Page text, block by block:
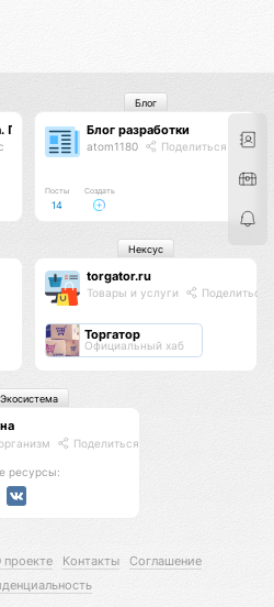
Кабинет организатора.
Блог разработки
atom1180 Поделиться
Посты
14
Создать
Блог
torgator.ru
Товары и услуги Поделиться
Торгатор
Официальный хаб
Нексус
Поделиться
ресурсы:
Экосистема
проекте Контакты
Соглашение